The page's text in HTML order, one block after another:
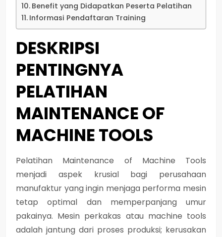
Benefit yang Didapatkan Peserta Pelatihan
Informasi Pendaftaran Training
DESKRIPSI
PENTINGNYA
PELATIHAN
MAINTENANCE OF
MACHINE TOOLS
Pelatihan Maintenance of Machine Tools
menjadi aspek krusial bagi perusahaan
manufaktur yang ingin menjaga performa mesin
tetap optimal dan memperpanjang umur
pakainya. Mesin perkakas atau machine tools
adalah jantung dari proses produksi; kerusakan